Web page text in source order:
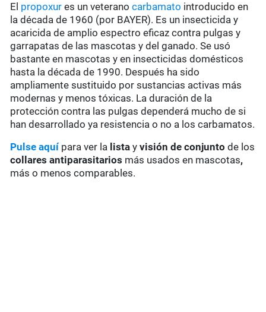
El propoxur es un veteranocarbamato introducido en
la década de 1960 (por BAYER). Es un insecticida y
acaricida de amplio espectro eficaz contra pulgas y
garrapatas de las mascotas y del ganado. Se usó
bastante en mascotas y en insecticidas domésticos
hasta la década de 1990. Después ha sido
ampliamente sustituido por sustancias activas más
modernas y menos tóxicas. La duración de la
protección contra las pulgas dependerá mucho de si
han desarrollado ya resistencia o no a los carbamatos.
Pulse aquípara ver la lista yvisión de conjunto de los
collares antiparasitarios más usados en mascotas,
más o menos comparables.